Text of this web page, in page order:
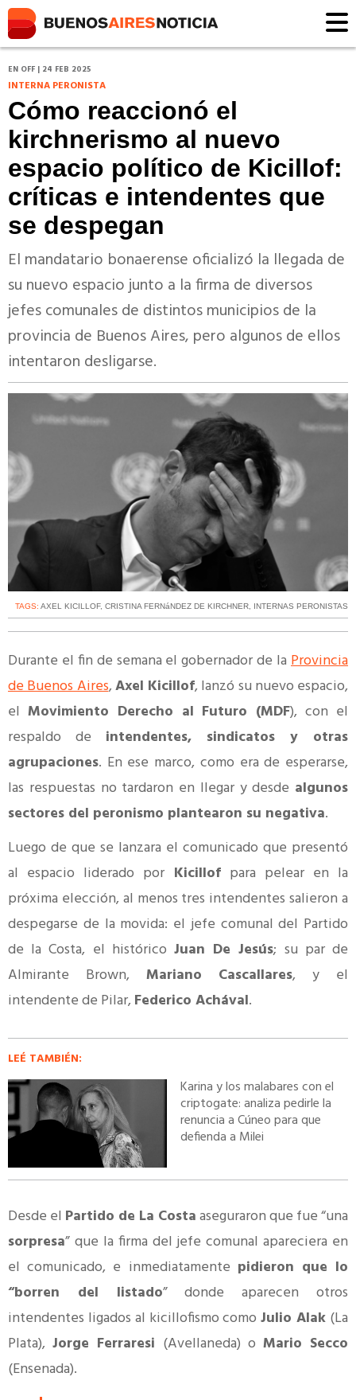
EN OFF | 24 FEB 2025
INTERNA PERONISTA
Cómo reaccionó el
kirchnerismo al nuevo
espacio político de Kicillof:
críticas e intendentes que
se despegan
El mandatario bonaerense oficializó la llegada de
su nuevo espacio junto a la firma de diversos
jefes comunales de distintos municipios de la
provincia de Buenos Aires, pero algunos de ellos
intentaron desligarse.
TAGS: AXEL KICILLOF, CRISTINA FERNáNDEZ DE KIRCHNER, INTERNAS PERONISTAS
Durante el fin de semana el gobernador de la Provincia
de Buenos Aires,Axel Kicillof, lanzó su nuevo espacio,
el Movimiento Derecho al Futuro (MDF), con el
respaldo de intendentes, sindicatos y otras
agrupaciones. En ese marco, como era de esperarse,
las respuestas no tardaron en llegar y desde algunos
sectores del peronismo plantearon su negativa.
Luego de que se lanzara el comunicado que presentó
al espacio liderado por Kicillofpara pelear en la
próxima elección, al menos tres intendentes salieron a
despegarse de la movida: el jefe comunal del Partido
de la Costa, el histórico Juan De Jesús; su par de
Almirante Brown, Mariano Cascallares, y el
intendente de Pilar, Federico Achával.
LEÉ TAMBIÉN:
Karina y los malabares con el
criptogate: analiza pedirle la
renuncia a Cúneo para que
defienda a Milei
Desde el Partido de La Costaaseguraron que fue “una
sorpresa” que la firma del jefe comunal apareciera en
el comunicado, e inmediatamente pidieron que lo
“borren del listado” donde aparecen otros
intendentes ligados al kicillofismo comoJulio Alak (La
Plata),Jorge Ferraresi (Avellaneda) o Mario Secco
(Ensenada).